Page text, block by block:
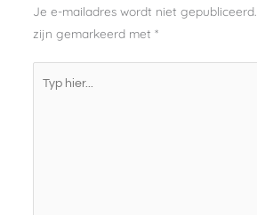
Je e-mailadres wordt niet gepubliceerd.
zijn gemarkeerd met *